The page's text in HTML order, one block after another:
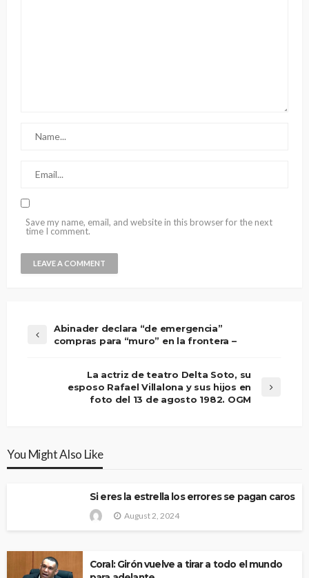
Save my name, email, and website in this browser for the next
time I comment.
Abinader declara “de emergencia”
compras para “muro” en la frontera –
La actriz de teatro Delta Soto, su
esposo Rafael Villalona y sus hijos en
foto del 13 de agosto 1982. OGM
You Might Also Like
Si eres la estrella los errores se pagan caros
August 2, 2024
Coral: Girón vuelve a tirar a todo el mundo